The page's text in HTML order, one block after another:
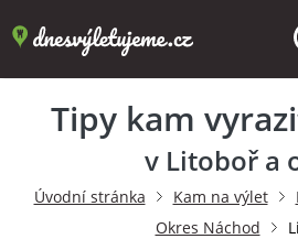
Tipy kam
v Litoboř a
Úvodní stránka Kam na výlet
Okres Náchod